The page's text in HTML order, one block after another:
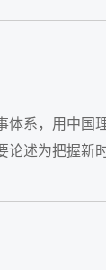
系，用中
述为把握